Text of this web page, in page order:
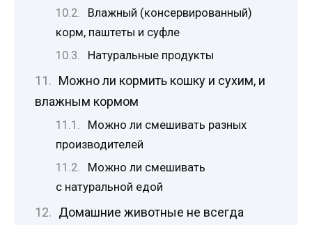
Влажный (консервированный)
корм, паштеты и суфле
Натуральные продукты
Можно ли кормить кошку и сухим, и
влажным кормом
Можно ли смешивать разных
производителей
Можно ли смешивать
с натуральной едой
Домашние животные не всегда